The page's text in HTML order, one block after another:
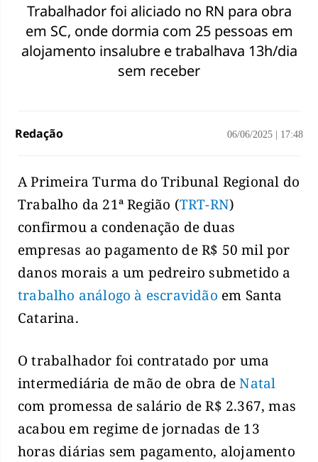
Trabalhador foi aliciado no RN para obra
em SC, onde dormia com 25 pessoas em
alojamento insalubre e trabalhava 13h/dia
sem receber
Redação 06/06/2025 17:48
A Primeira Turma do Tribunal Regional do
Trabalho da 21ª Região (TRT-RN)
confirmou a condenação de duas
empresas ao pagamento de R$ 50 mil por
danos morais a um pedreiro submetido a
trabalho análogo à escravidão em Santa
Catarina.
O trabalhador foi contratado por uma
intermediária de mão de obra deNatal
com promessa de salário de R$ 2.367, mas
acabou em regime de jornadas de 13
horas diárias sem pagamento, alojamento